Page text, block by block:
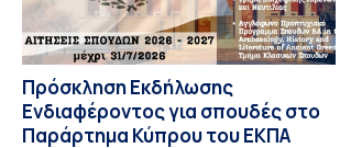
Πρόσκληση Εκδήλωσης
Ενδιαφέροντος για σπουδές στο
Παράρτημα Κύπρου του ΕΚΠΑ